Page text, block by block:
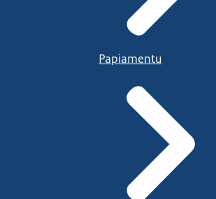
Papiamentu